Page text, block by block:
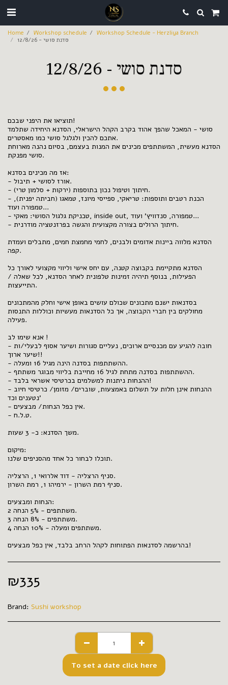
Home Workshop schedule
Workshop Schedule - Herzliya Branch
סדנת סושי - 12/8/26
סדנת סושי - 12/8/26
תוציאו את היפני שבכם!
סושי - המאכל שהפך אהוד בקרב הקהל הישראלי, הסדנא היחידה שתלמד
אתכם להכין ולגלגל סושי כמו מאסטרים.
הסדנא מעשית, המשתתפים מכינים את המנות בעצמם, בסיום נהנה מארוחת
סושי מפנקת.
אז מה מכינים בסדנא:
- אורז לסושי + תיבול.
- חיתוך וטיפול נכון בתוספות (ירקות + סלמון טרי).
- הכנת רטבים ותוספות: טריאקי, ספייסי מיונז, טמאגו (חביתה יפנית),
טמפורה ועוד...
- טכניקת גלגול הסושי: מאקי, inside out, טמפורה, סנדוויץ' ועוד...
- חיתוך הרולים בצורה מקצועית והגשה בפרזנטציה מודרנית.
הסדנא מלווה ביינות אדומים ולבנים, לחמי מחמצת חמים, מתבלים ועמדת
קפה.
הסדנא מתקיימת בקבוצה קטנה, עם יחס אישי וליווי מקצועי לאורך כל
הפעילות, בנוסף תיהיה זמינות טלפונית לאחר הסדנא, לכל שאלה /
התייעצות.
בסדנאות ישנם מתכונים שכולם עושים באופן אישי וחלק מהמתכונים
מחולקים בין חברי הקבוצה, אך כל הסדנאות מעשיות וכוללות התנסות
פעילה.
אנא שימו לב !
- חובה להגיע עם מכנסיים ארוכים, נעליים סגורות ושיער אסוף לבעלי/ות
שיער ארוך!!
- ההשתתפות בסדנה הינה מגיל 16 ומעלה.
- ההשתתפות בסדנה מתחת לגיל 16 מחייבת בליווי מבוגר משתתף.
- ההנחות ניתנות למשלמים בכרטיסי אשראי בלבד!
- ההנחות אינן חלות על תשלום באמצעות, שוברים/ מזומן/ כרטיסי חיוב
נטענים וכד'
- אין כפל הנחות/ מבצעים.
- ט.ל.ח.
משך הסדנא: כ- 3 שעות.
מיקום:
תוכלו לבחור כל אחד מהסניפים שלנו.
סניף הרצליה - דוד אלרואי 1, הרצליה.
סניף רמת השרון - ירמיהו 1, רמת השרון.
הנחות ומבצעים:
2 משתתפים - 5% הנחה.
3 משתתפים - 8% הנחה.
4 משתתפים ומעלה - 10% הנחה.
בהרשמה לסדנאות הפתוחות לקהל הרחב בלבד, אין כפל מבצעים!
₪335
Brand: Sushi workshop
To set a date click here